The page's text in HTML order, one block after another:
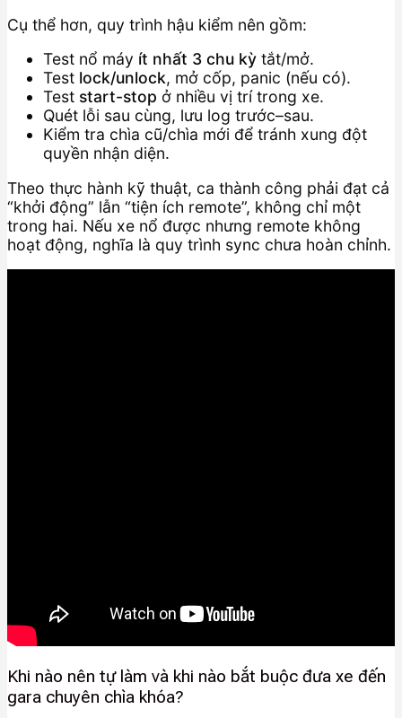
Cụ thể hơn, quy trình hậu kiểm nên gồm:
Test nổ máy ít nhất 3 chu kỳ tắt/mở.
Test lock/unlock, mở cốp, panic (nếu có).
Test start-stop ở nhiều vị trí trong xe.
Quét lỗi sau cùng, lưu log trước–sau.
Kiểm tra chìa cũ/chìa mới để tránh xung đột
quyền nhận diện.
Theo thực hành kỹ thuật, ca thành công phải đạt cả
“khởi động” lẫn “tiện ích remote”, không chỉ một
trong hai. Nếu xe nổ được nhưng remote không
hoạt động, nghĩa là quy trình sync chưa hoàn chỉnh.
Khi nào nên tự làm và khi nào bắt buộc đưa xe đến
gara chuyên chìa khóa?